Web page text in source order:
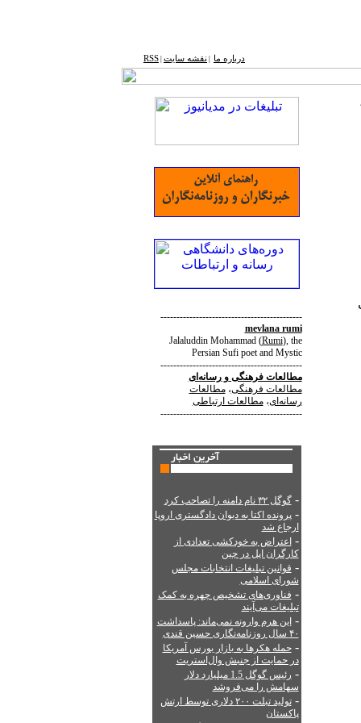
درباره ما نقشه ‌سایت RSS
--------------------------------------------
mevlana rumi
Jalaluddin Mohammad(Rumi), the
Persian Sufi poet and Mystic
--------------------------------------------
مطالعات فرهنگیورسانه‌ای
مطالعات فرهنگی،مطالعات
رسانه‌ای،مطالعات ارتباطی
--------------------------------------------
-گوگل ۳۲ نام دامنه را تصاحب کرد
-پرونده اکتا به دیوان دادگستری اروپا
ارجاع شد
- اعتراض به خودکشی تعدادی از
کارگران اپل در چین
- قوانین تبلیغات انتخابات مجلس
شورای اسلامی
- فناوری‌های تشخیص چهره به کمک
تبلیغات می‌آیند
-این هرم وارونه نمی‌ماند: پاسداشت
۴۰ سال روزنامه‌نگاری حسین قندی
-حمله هکرها به بازار بورس آمریکا
در حمایت از جنبش وال‌استریت
-
رئیس گوگل 1.5 میلیارد دلار
سهامش را می‌فروشد
-
تولید تبلت ۲۰۰ دلاری توسط ارتش
پاکستان